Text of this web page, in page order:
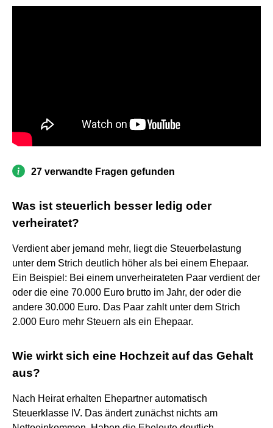
27 verwandte Fragen gefunden
Was ist steuerlich besser ledig oder
verheiratet?
Verdient aber jemand mehr, liegt die Steuerbelastung
unter dem Strich deutlich höher als bei einem Ehepaar.
Ein Beispiel: Bei einem unverheirateten Paar verdient der
oder die eine 70.000 Euro brutto im Jahr, der oder die
andere 30.000 Euro. Das Paar zahlt unter dem Strich
2.000 Euro mehr Steuern als ein Ehepaar.
Wie wirkt sich eine Hochzeit auf das Gehalt
aus?
Nach Heirat erhalten Ehepartner automatisch
Steuerklasse IV. Das ändert zunächst nichts am